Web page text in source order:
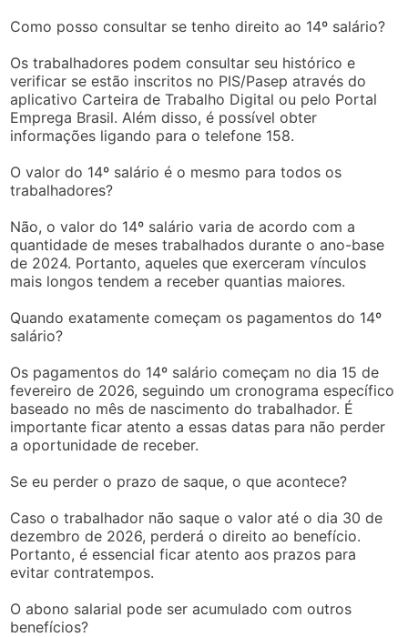
Como posso consultar se tenho direito ao 14º salário?
Os trabalhadores podem consultar seu histórico e
verificar se estão inscritos no PIS/Pasep através do
aplicativo Carteira de Trabalho Digital ou pelo Portal
Emprega Brasil. Além disso, é possível obter
informações ligando para o telefone 158.
O valor do 14º salário é o mesmo para todos os
trabalhadores?
Não, o valor do 14º salário varia de acordo com a
quantidade de meses trabalhados durante o ano-base
de 2024. Portanto, aqueles que exerceram vínculos
mais longos tendem a receber quantias maiores.
Quando exatamente começam os pagamentos do 14º
salário?
Os pagamentos do 14º salário começam no dia 15 de
fevereiro de 2026, seguindo um cronograma específico
baseado no mês de nascimento do trabalhador. É
importante ficar atento a essas datas para não perder
a oportunidade de receber.
Se eu perder o prazo de saque, o que acontece?
Caso o trabalhador não saque o valor até o dia 30 de
dezembro de 2026, perderá o direito ao benefício.
Portanto, é essencial ficar atento aos prazos para
evitar contratempos.
O abono salarial pode ser acumulado com outros
benefícios?